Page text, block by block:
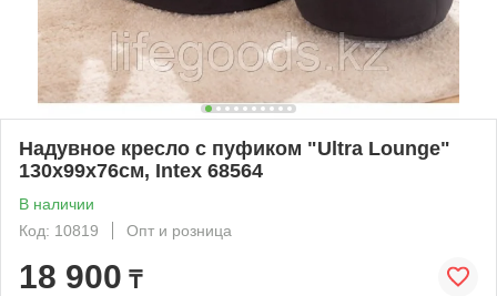
Надувное кресло с пуфиком "Ultra Lounge"
130х99х76см, Intex 68564
В наличии
Код: 10819
Опт и розница
18 900 ₸